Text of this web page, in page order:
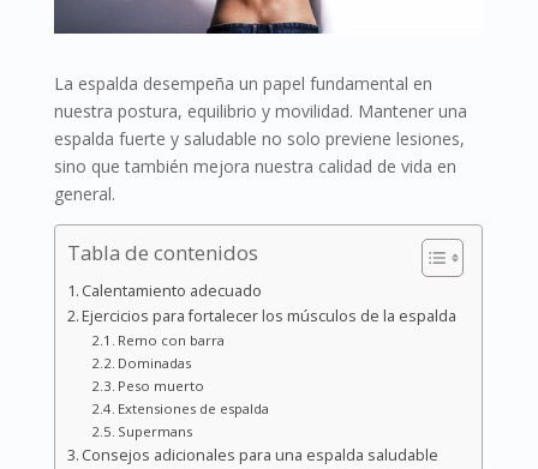
La espalda desempeña un papel fundamental en
nuestra postura, equilibrio y movilidad. Mantener una
espalda fuerte y saludable no solo previene lesiones,
sino que también mejora nuestra calidad de vida en
general.
Tabla de contenidos
Calentamiento adecuado
Ejercicios para fortalecer los músculos de la espalda
Remo con barra
Dominadas
Peso muerto
Extensiones de espalda
Supermans
Consejos adicionales para una espalda saludable